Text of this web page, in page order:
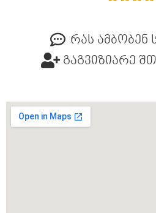
რას ამბობენ
გაგვიზიარე